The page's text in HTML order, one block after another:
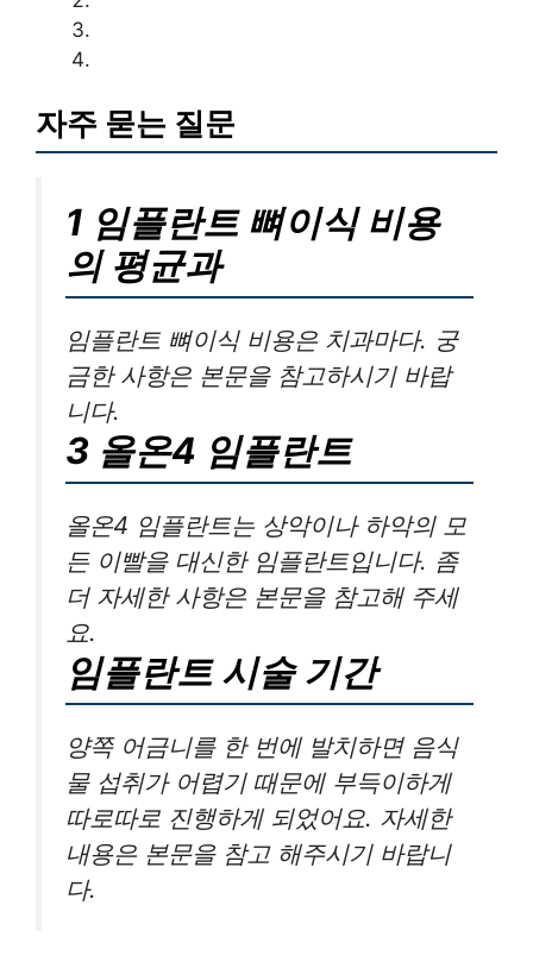
자주 묻는 질문
1 임플란트 뼈이식 비용
의 평균과
임플란트 뼈이식 비용은 치과마다. 궁
금한 사항은 본문을 참고하시기 바랍
니다.
3 올온4 임플란트
올온4 임플란트는 상악이나 하악의 모
든 이빨을 대신한 임플란트입니다. 좀
더 자세한 사항은 본문을 참고해 주세
요.
임플란트 시술 기간
양쪽 어금니를 한 번에 발치하면 음식
물 섭취가 어렵기 때문에 부득이하게
따로따로 진행하게 되었어요. 자세한
내용은 본문을 참고 해주시기 바랍니
다.